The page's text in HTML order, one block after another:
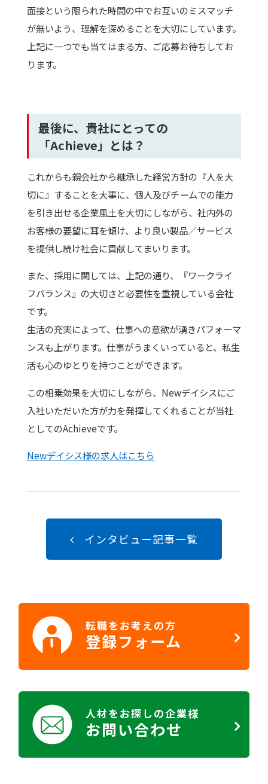
面接という限られた時間の中でお互いのミスマッチ
が無いよう、理解を深めることを大切にしています。
上記に一つでも当てはまる方、ご応募お待ちしてお
ります。
最後に、貴社にとっての
「Achieve」とは？
これからも親会社から継承した経営方針の『人を大
切に』することを大事に、個人及びチームでの能力
を引き出せる企業風土を大切にしながら、社内外の
お客様の要望に耳を傾け、より良い製品／サービス
を提供し続け社会に貢献してまいります。
また、採用に関しては、上記の通り、『ワークライ
フバランス』の大切さと必要性を重視している会社
です。
生活の充実によって、仕事への意欲が湧きパフォーマ
ンスも上がります。仕事がうまくいっていると、私生
活も心のゆとりを持つことができます。
この相乗効果を大切にしながら、Newデイシスにご
入社いただいた方が力を発揮してくれることが当社
としてのAchieveです。
Newデイシス様の求人はこちら
インタビュー記事一覧
転職をお考えの方
登録フォーム
人材をお探しの企業様
お問い合わせ